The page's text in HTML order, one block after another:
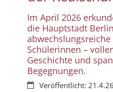
Im April 2026
die Hauptstadt
Schülerinnen –
Geschichte und
Begegnungen.
Datum:Veröffentlicht: 21.4.26